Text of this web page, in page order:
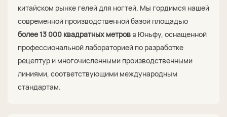
китайском рынке гелей для ногтей. Мы гордимся нашей
современной производственной базой площадью
более 13 000 квадратных метров в Юньфу, оснащенной
профессиональной лабораторией по разработке
рецептур и многочисленными производственными
линиями, соответствующими международным
стандартам.